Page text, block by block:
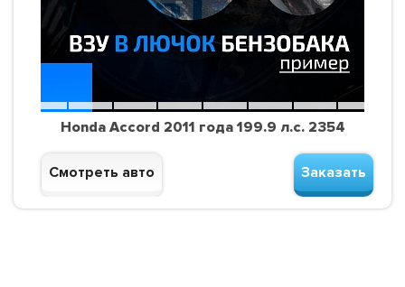
Honda Accord 2011 года 199.9 л.с. 2354
Смотреть авто Заказать